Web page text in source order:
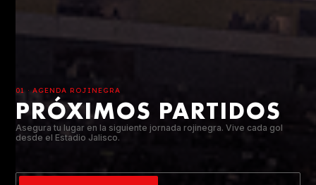
01 · AGENDA ROJINEGRA
PRÓXIMOS PARTIDOS
Asegura tu lugar en la siguiente jornada rojinegra. Vive cada gol
desde el Estadio Jalisco.